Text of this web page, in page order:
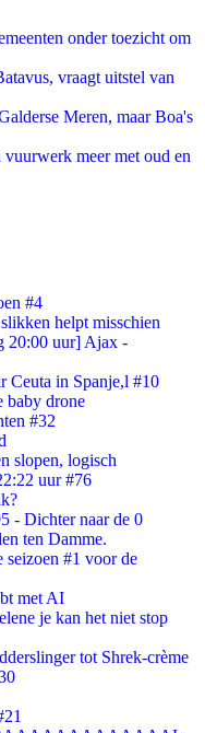
onder toezicht om
vraagt uitstel van
Meren, maar Boa's
vuurwerk meer met oud en
#4
helpt misschien
20:00 uur] Ajax -
Ceuta in Spanje,l #10
baby drone
#32
slopen, logisch
uur #76
- Dichter naar de 0
ten Damme.
#1 voor de
met AI
je kan het niet stop
tot Shrek-crème